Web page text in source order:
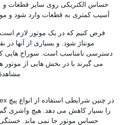
حساس الکتریکی روی سایر قطعات و
آسیب کمتری به قطعات وارد شود و
مونتاژ شود. و بسیاری از آنها در
دسترسی نامناسب است. سوراخ هایی
می گیرند یا در بخش هایی از موتور
را بسیار کاهش می دهد. هیچ واشری
حساس موتور جا نمی ماند.